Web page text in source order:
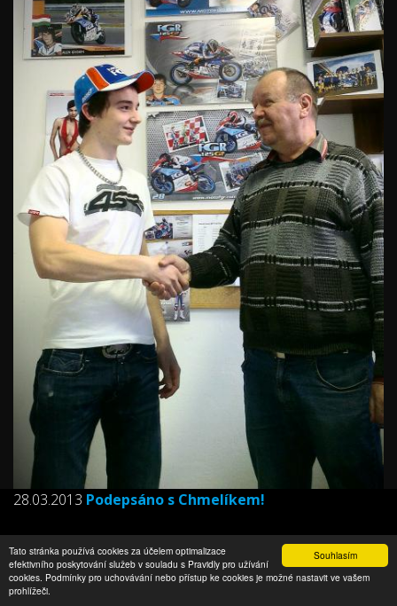
Souhlasím
Tato stránka používá cookies za účelem optimalizace
efektivního poskytování služeb v souladu s Pravidly pro užívání
cookies. Podmínky pro uchovávání nebo přístup ke cookies je možné nastavit ve vašem
prohlížeči.
28.03.2013 Podepsáno s Chmelíkem!
Ústeckoorlická stáj MOTO FGR pojede po třech letech opět s
Láďou Chmelíkem z Vlčkovic v Podkrkonoší. Tento jezdec se vrací
do týmu, ve kterém má odjeto již 23 závodů a stal se v něm v